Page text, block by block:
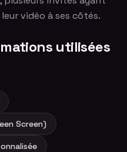
vidéo à ses côtés.
utilisées
Screen)